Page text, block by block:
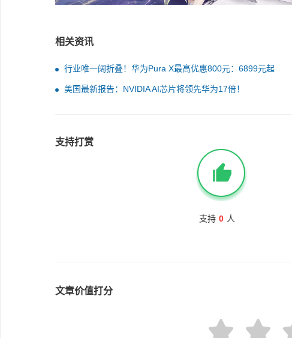
相关资讯
行业唯一阔折叠！华为Pura X最高优惠800元：6899元起
美国最新报告：NVIDIA AI芯片将领先华为17倍！
支持打赏
支持 0 人
文章价值打分